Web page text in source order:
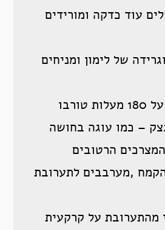
עוד כדקה ומורידים
של לימון ומניחים
– כמו עוגה בחושה
הרטובים
,מערבבים לתערובת
מהתערובת על קרקעית